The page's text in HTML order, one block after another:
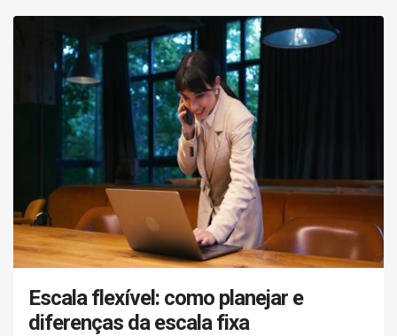
Escala flexível: como planejar e
diferenças da escala fixa